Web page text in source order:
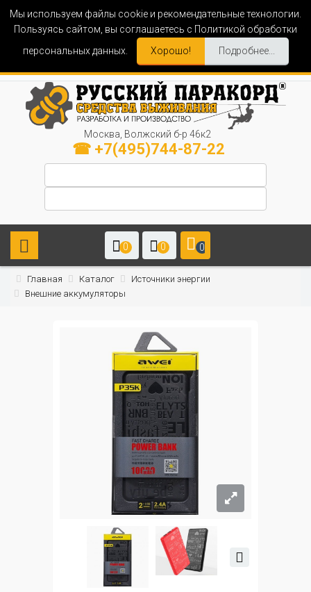
Мы используем файлы cookie и рекомендательные технологии.
Пользуясь сайтом, вы соглашаетесь с Политикой обработки
персональных данных.
Хорошо! Подробнее...
Москва, Волжский б-р 46к2
☎ +7(495)744-87-22
0 0 0
Главная Каталог
Источники энергии
Внешние аккумуляторы